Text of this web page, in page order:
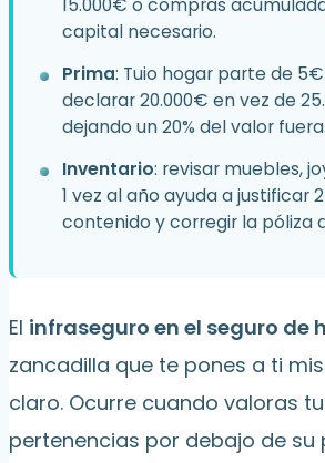
15.000€ o compras
capital necesario.
Prima: Tuio hogar parte de
declarar 20.000€ en vez de
dejando un 20% del valor fuera.
Inventario: revisar muebles,
1 vez al año ayuda a justificar
contenido y corregir la póliza
El infraseguro en el seguro de
zancadilla que te pones a ti
claro. Ocurre cuando valoras
pertenencias por debajo de su